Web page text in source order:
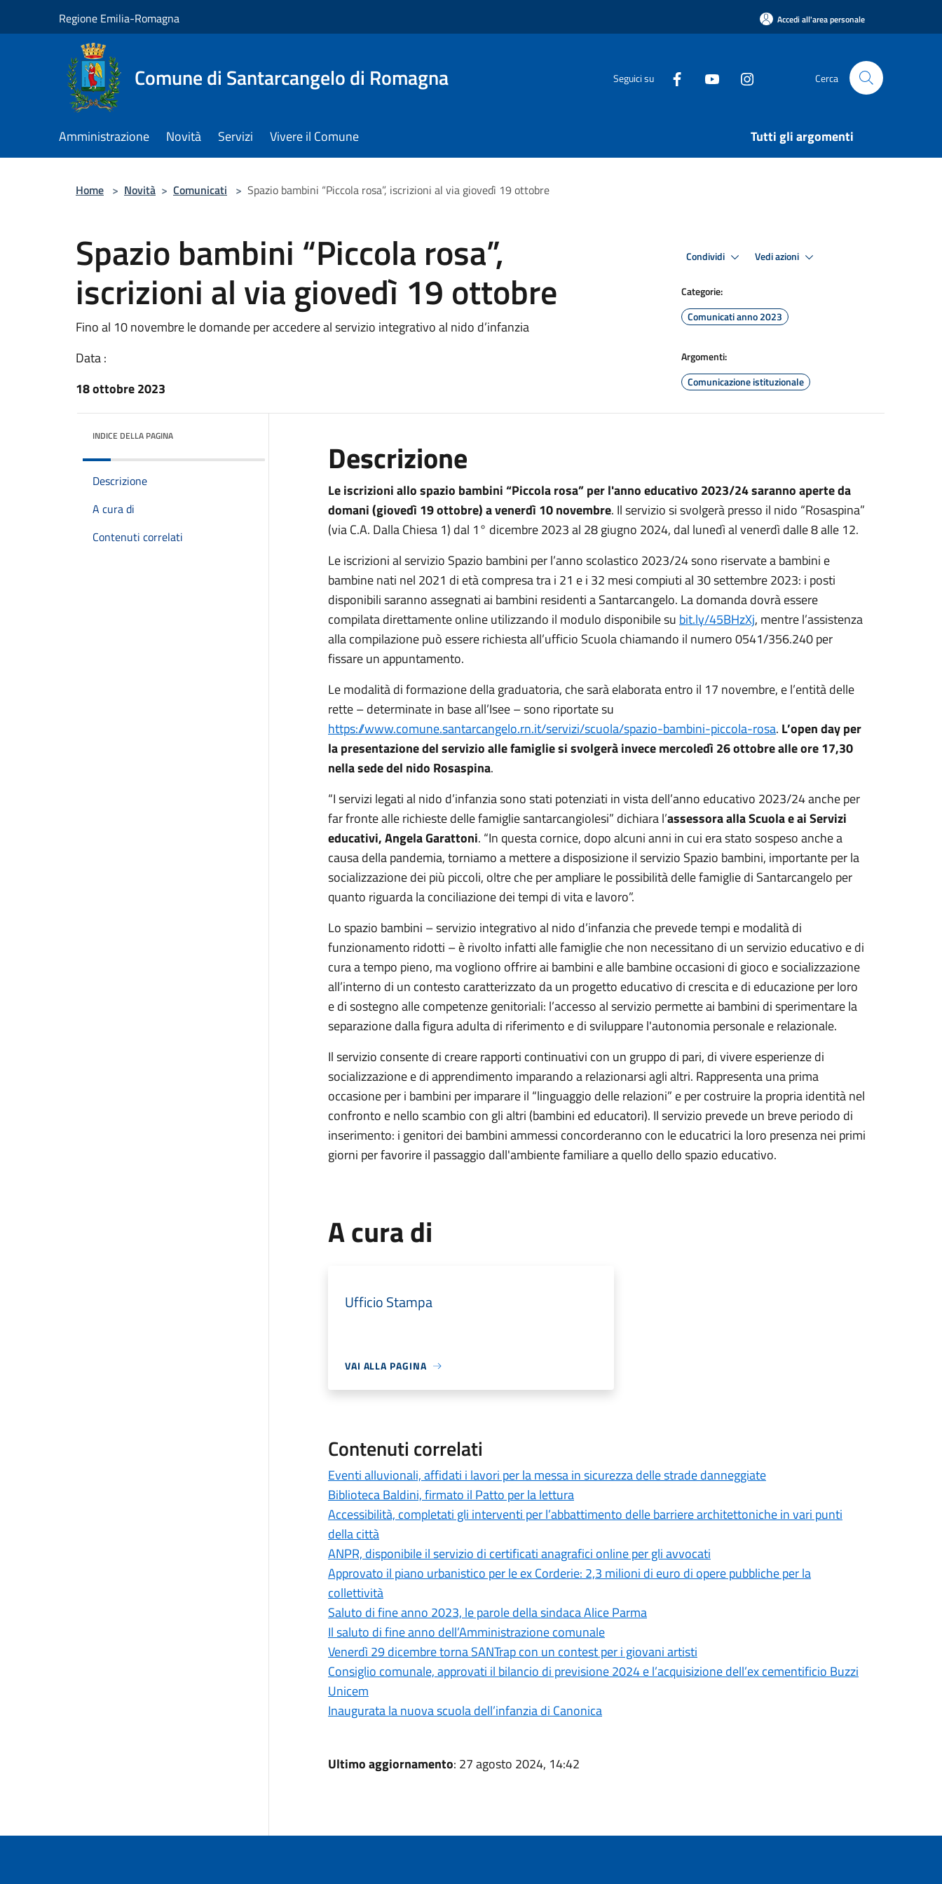
Regione Emilia-Romagna Accedi all'area personale
Comune di Santarcangelo di Romagna Seguici su Cerca
Amministrazione Novità Servizi Vivere il Comune Tutti gli argomenti
Home > Novità > Comunicati > Spazio bambini “Piccola rosa”, iscrizioni al via giovedì 19 ottobre
Spazio bambini “Piccola rosa”,
iscrizioni al via giovedì 19 ottobre
Fino al 10 novembre le domande per accedere al servizio integrativo al nido d’infanzia
Data :
18 ottobre 2023
Condividi Vedi azioni
Categorie:
Comunicati anno 2023
Argomenti:
Comunicazione istituzionale
INDICE DELLA PAGINA
Descrizione
A cura di
Contenuti correlati
Descrizione
Le iscrizioni allo spazio bambini “Piccola rosa” per l'anno educativo 2023/24 saranno aperte da
domani (giovedì 19 ottobre) a venerdì 10 novembre. Il servizio si svolgerà presso il nido “Rosaspina”
(via C.A. Dalla Chiesa 1) dal 1° dicembre 2023 al 28 giugno 2024, dal lunedì al venerdì dalle 8 alle 12.
Le iscrizioni al servizio Spazio bambini per l’anno scolastico 2023/24 sono riservate a bambini e
bambine nati nel 2021 di età compresa tra i 21 e i 32 mesi compiuti al 30 settembre 2023: i posti
disponibili saranno assegnati ai bambini residenti a Santarcangelo. La domanda dovrà essere
compilata direttamente online utilizzando il modulo disponibile su bit.ly/45BHzXj, mentre l’assistenza
alla compilazione può essere richiesta all’ufficio Scuola chiamando il numero 0541/356.240 per
fissare un appuntamento.
Le modalità di formazione della graduatoria, che sarà elaborata entro il 17 novembre, e l’entità delle
rette – determinate in base all’Isee – sono riportate su
https://www.comune.santarcangelo.rn.it/servizi/scuola/spazio-bambini-piccola-rosa. L’open day per
la presentazione del servizio alle famiglie si svolgerà invece mercoledì 26 ottobre alle ore 17,30
nella sede del nido Rosaspina.
“I servizi legati al nido d’infanzia sono stati potenziati in vista dell’anno educativo 2023/24 anche per
far fronte alle richieste delle famiglie santarcangiolesi” dichiara l’assessora alla Scuola e ai Servizi
educativi, Angela Garattoni. “In questa cornice, dopo alcuni anni in cui era stato sospeso anche a
causa della pandemia, torniamo a mettere a disposizione il servizio Spazio bambini, importante per la
socializzazione dei più piccoli, oltre che per ampliare le possibilità delle famiglie di Santarcangelo per
quanto riguarda la conciliazione dei tempi di vita e lavoro”.
Lo spazio bambini – servizio integrativo al nido d’infanzia che prevede tempi e modalità di
funzionamento ridotti – è rivolto infatti alle famiglie che non necessitano di un servizio educativo e di
cura a tempo pieno, ma vogliono offrire ai bambini e alle bambine occasioni di gioco e socializzazione
all’interno di un contesto caratterizzato da un progetto educativo di crescita e di educazione per loro
e di sostegno alle competenze genitoriali: l’accesso al servizio permette ai bambini di sperimentare la
separazione dalla figura adulta di riferimento e di sviluppare l'autonomia personale e relazionale.
Il servizio consente di creare rapporti continuativi con un gruppo di pari, di vivere esperienze di
socializzazione e di apprendimento imparando a relazionarsi agli altri. Rappresenta una prima
occasione per i bambini per imparare il “linguaggio delle relazioni” e per costruire la propria identità nel
confronto e nello scambio con gli altri (bambini ed educatori). Il servizio prevede un breve periodo di
inserimento: i genitori dei bambini ammessi concorderanno con le educatrici la loro presenza nei primi
giorni per favorire il passaggio dall'ambiente familiare a quello dello spazio educativo.
A cura di
Ufficio Stampa
VAI ALLA PAGINA
Contenuti correlati
Eventi alluvionali, affidati i lavori per la messa in sicurezza delle strade danneggiate
Biblioteca Baldini, firmato il Patto per la lettura
Accessibilità, completati gli interventi per l’abbattimento delle barriere architettoniche in vari punti
della città
ANPR, disponibile il servizio di certificati anagrafici online per gli avvocati
Approvato il piano urbanistico per le ex Corderie: 2,3 milioni di euro di opere pubbliche per la
collettività
Saluto di fine anno 2023, le parole della sindaca Alice Parma
Il saluto di fine anno dell’Amministrazione comunale
Venerdì 29 dicembre torna SANTrap con un contest per i giovani artisti
Consiglio comunale, approvati il bilancio di previsione 2024 e l’acquisizione dell’ex cementificio Buzzi
Unicem
Inaugurata la nuova scuola dell’infanzia di Canonica
Ultimo aggiornamento: 27 agosto 2024, 14:42